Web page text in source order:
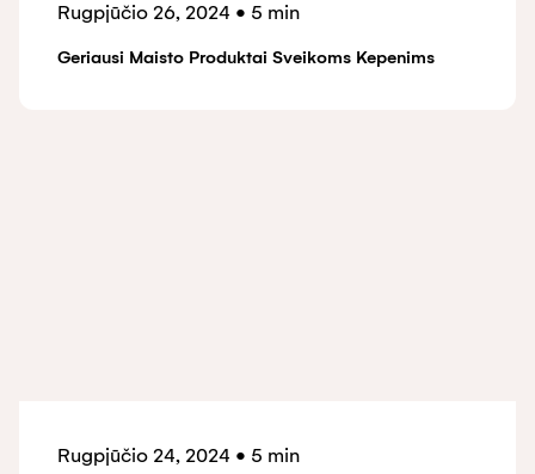
Rugpjūčio 26, 2024 • 5 min
Geriausi Maisto Produktai Sveikoms Kepenims
Rugpjūčio 24, 2024 • 5 min